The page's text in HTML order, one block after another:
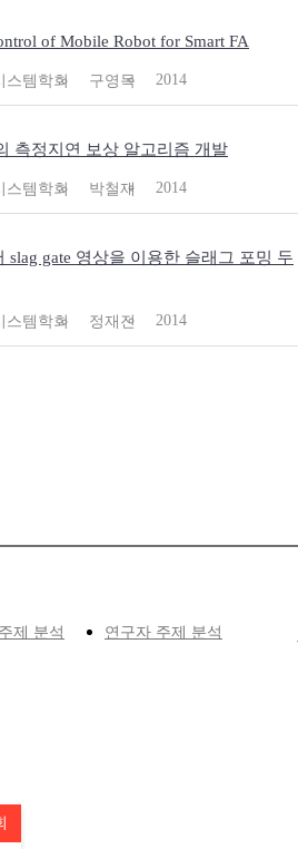
of Mobile Robot for Smart FA
스템학회 구영목 2014
측정지연 보상 알고리즘 개발
스템학회 박철재 2014
slag gate 영상을 이용한 슬래그 포밍 두
스템학회 정재진 2014
제 분석 연구자 주제 분석